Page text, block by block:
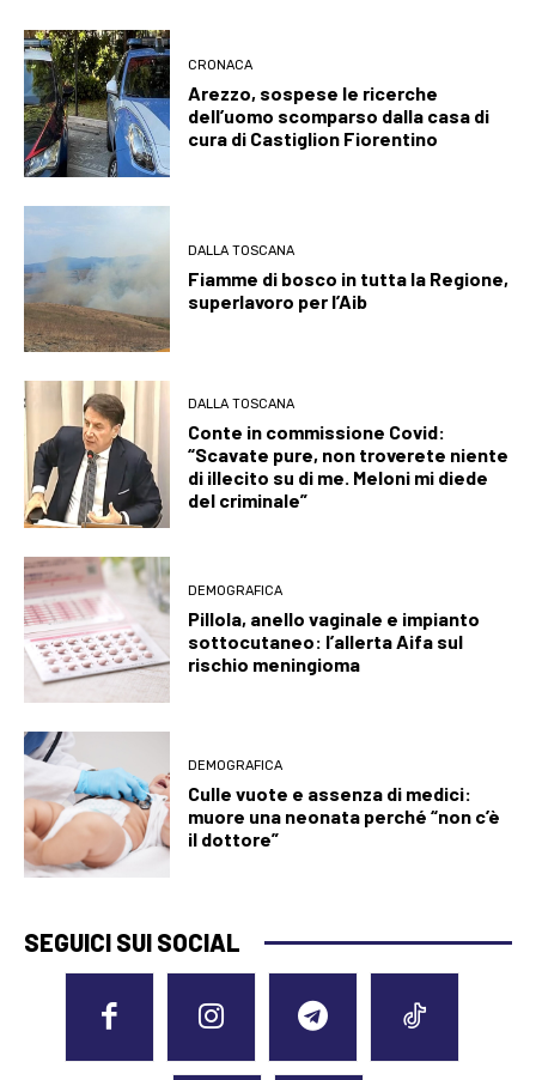
CRONACA
Arezzo, sospese le ricerche
dell’uomo scomparso dalla casa di
cura di Castiglion Fiorentino
DALLA TOSCANA
Fiamme di bosco in tutta la Regione,
superlavoro per l’Aib
DALLA TOSCANA
Conte in commissione Covid:
“Scavate pure, non troverete niente
di illecito su di me. Meloni mi diede
del criminale”
DEMOGRAFICA
Pillola, anello vaginale e impianto
sottocutaneo: l’allerta Aifa sul
rischio meningioma
DEMOGRAFICA
Culle vuote e assenza di medici:
muore una neonata perché “non c’è
il dottore”
SEGUICI SUI SOCIAL